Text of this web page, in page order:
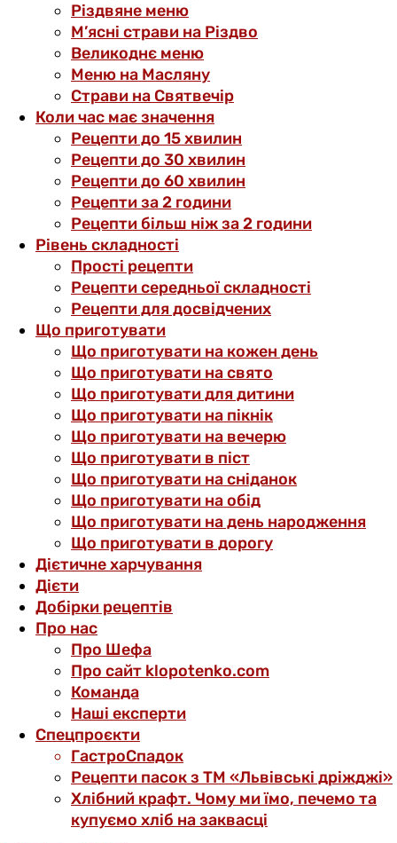
Різдвяне меню
М’ясні страви на Різдво
Великоднє меню
Меню на Масляну
Страви на Святвечір
Коли час має значення
Рецепти до 15 хвилин
Рецепти до 30 хвилин
Рецепти до 60 хвилин
Рецепти за 2 години
Рецепти більш ніж за 2 години
Рівень складності
Прості рецепти
Рецепти середньої складності
Рецепти для досвідчених
Що приготувати
Що приготувати на кожен день
Що приготувати на свято
Що приготувати для дитини
Що приготувати на пікнік
Що приготувати на вечерю
Що приготувати в піст
Що приготувати на сніданок
Що приготувати на обід
Що приготувати на день народження
Що приготувати в дорогу
Дієтичне харчування
Дієти
Добірки рецептів
Про нас
Про Шефа
Про сайт klopotenko.com
Команда
Наші експерти
Спецпроєкти
ГастроСпадок
Рецепти пасок з ТМ «Львівські дріжджі»
Хлібний крафт. Чому ми їмо, печемо та
купуємо хліб на заквасці